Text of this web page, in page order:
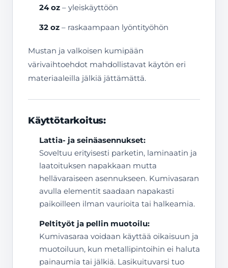
24 oz – yleiskäyttöön
32 oz – raskaampaan lyöntityöhön
Mustan ja valkoisen kumipään
värivaihtoehdot mahdollistavat käytön eri
materiaaleilla jälkiä jättämättä.
Käyttötarkoitus:
Lattia- ja seinäasennukset:
Soveltuu erityisesti parketin, laminaatin ja
laatoituksen napakkaan mutta
hellävaraiseen asennukseen. Kumivasaran
avulla elementit saadaan napakasti
paikoilleen ilman vaurioita tai halkeamia.
Peltityöt ja pellin muotoilu:
Kumivasaraa voidaan käyttää oikaisuun ja
muotoiluun, kun metallipintoihin ei haluta
painaumia tai jälkiä. Lasikuituvarsi tuo